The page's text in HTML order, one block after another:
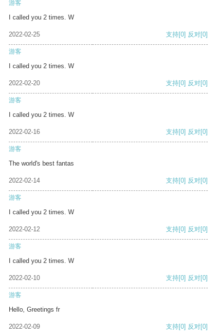
游客
I called you 2 times. W
2022-02-25 支持[0] 反对[0]
游客
I called you 2 times. W
2022-02-20 支持[0] 反对[0]
游客
I called you 2 times. W
2022-02-16 支持[0] 反对[0]
游客
The world's best fantas
2022-02-14 支持[0] 反对[0]
游客
I called you 2 times. W
2022-02-12 支持[0] 反对[0]
游客
I called you 2 times. W
2022-02-10 支持[0] 反对[0]
游客
Hello, Greetings fr
2022-02-09 支持[0] 反对[0]